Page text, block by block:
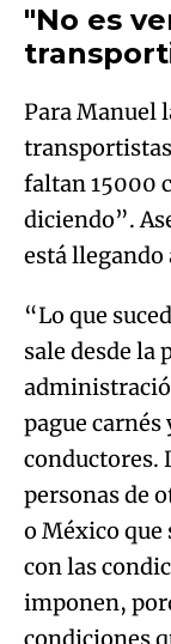
"No es
Para Manuel
faltan 15000
diciendo”.
está llegando
“Lo que
sale desde la
pague
conductores.
personas de
o México que
con las
imponen,
condiciones